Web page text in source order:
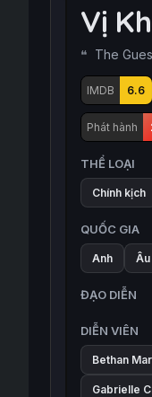
Vị
The
IMDB 6.6
Phát hành
THỂ LOẠI
Chính kịch
QUỐC GIA
Anh
ĐẠO DIỄN
DIỄN VIÊN
Bethan
Gabrielle